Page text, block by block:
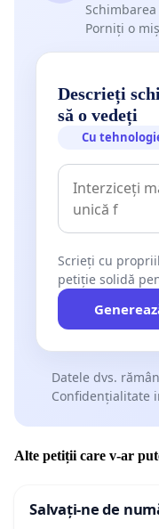
Porniți o
Descrieți
să o vedeți
Cu
Scrieți cu
petiție solidă
Datele dvs.
Confidențialitate
Alte petiții care v-ar
Salvați-ne de